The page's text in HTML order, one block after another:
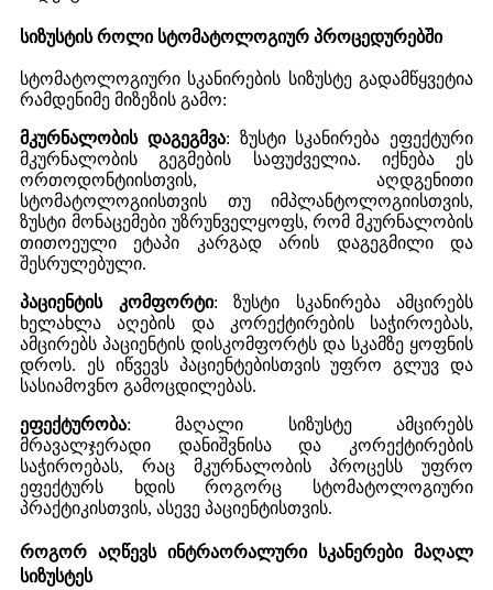
სიზუსტის როლი სტომატოლოგიურ პროცედურებში
სტომატოლოგიური სკანირების სიზუსტე გადამწყვეტია
რამდენიმე მიზეზის გამო:
მკურნალობის დაგეგმვა: ზუსტი სკანირება ეფექტური
მკურნალობის გეგმების საფუძველია. იქნება ეს
ორთოდონტიისთვის, აღდგენითი
სტომატოლოგიისთვის თუ იმპლანტოლოგიისთვის,
ზუსტი მონაცემები უზრუნველყოფს, რომ მკურნალობის
თითოეული ეტაპი კარგად არის დაგეგმილი და
შესრულებული.
პაციენტის კომფორტი: ზუსტი სკანირება ამცირებს
ხელახლა აღების და კორექტირების საჭიროებას,
ამცირებს პაციენტის დისკომფორტს და სკამზე ყოფნის
დროს. ეს იწვევს პაციენტებისთვის უფრო გლუვ და
სასიამოვნო გამოცდილებას.
ეფექტურობა: მაღალი სიზუსტე ამცირებს
მრავალჯერადი დანიშვნისა და კორექტირების
საჭიროებას, რაც მკურნალობის პროცესს უფრო
ეფექტურს ხდის როგორც სტომატოლოგიური
პრაქტიკისთვის, ასევე პაციენტისთვის.
როგორ აღწევს ინტრაორალური სკანერები მაღალ
სიზუსტეს